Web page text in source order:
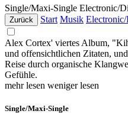
Single/Maxi-Single Electronic/
Zurück Start Musik
Alex Cortex' viertes Album,
und offensichtlichen Zitaten,
Reise durch organische
Gefühle.
mehr lesen weniger lesen
Single/Maxi-Single